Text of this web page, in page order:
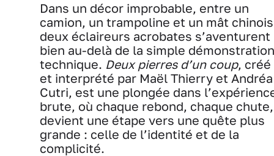
Dans un décor improbable, entre un
camion, un trampoline et un mât
deux éclaireurs acrobates s’aventurent
bien au-delà de la simple démonstration
technique. Deux pierres d’un coup, créé
et interprété par Maël Thierry et Andréa
Cutri, est une plongée dans
brute, où chaque rebond, chaque chute,
devient une étape vers une quête plus
grande : celle de l’identité et de la
complicité.